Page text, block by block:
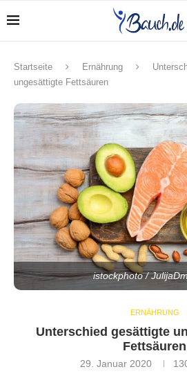
Startseite Ernährung
ungesättigte Fettsäuren
istockphoto /
ERNÄHRUNG
Unterschied gesättigte
Fettsäuren
29. Januar 2020